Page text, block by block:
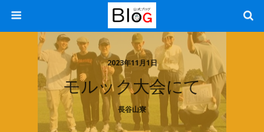
2023年11月1日
モルック大会にて
長谷山寮